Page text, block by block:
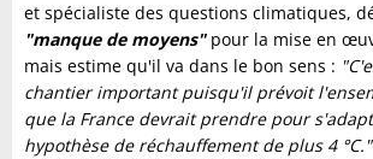
et spécialiste des questions climatiques,
"manque de moyens" pour la mise en
mais estime qu'il va dans le bon sens :
chantier important puisqu'il prévoit
que la France devrait prendre pour
hypothèse de réchauffement de plus 4 °C."